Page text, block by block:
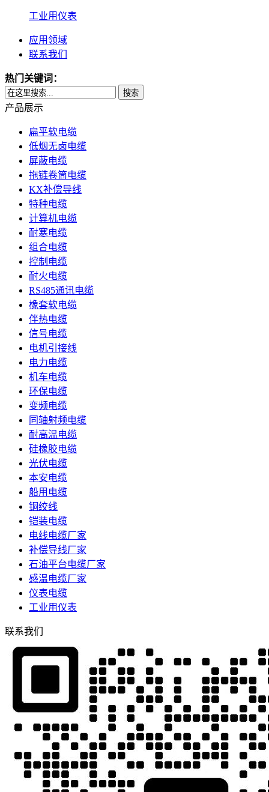
工业用仪表
应用领域
联系我们
热门关键词：
搜索
产品展示
扁平软电缆
低烟无卤电缆
屏蔽电缆
拖链卷筒电缆
KX补偿导线
特种电缆
计算机电缆
耐寒电缆
组合电缆
控制电缆
耐火电缆
RS485通讯电缆
橡套软电缆
伴热电缆
信号电缆
电机引接线
电力电缆
机车电缆
环保电缆
变频电缆
同轴射频电缆
耐高温电缆
硅橡胶电缆
光伏电缆
本安电缆
船用电缆
铜绞线
铠装电缆
电线电缆厂家
补偿导线厂家
石油平台电缆厂家
感温电缆厂家
仪表电缆
工业用仪表
联系我们